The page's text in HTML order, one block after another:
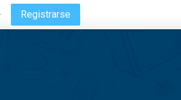
Registrarse